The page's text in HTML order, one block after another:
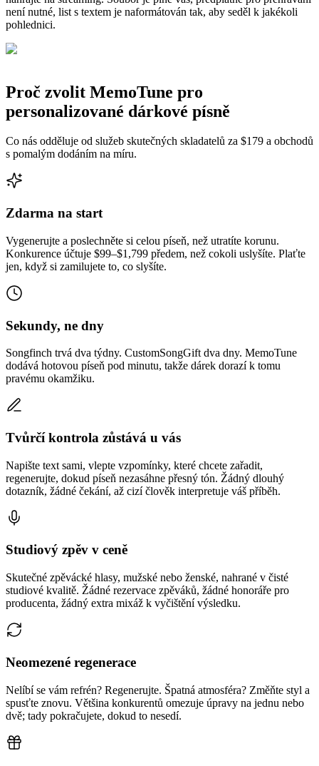
není nutné, list s textem je naformátován tak, aby seděl k jakékoli
pohlednici.
Proč zvolit MemoTune pro
personalizované dárkové písně
Co nás odděluje od služeb skutečných skladatelů za $179 a obchodů
s pomalým dodáním na míru.
Zdarma na start
Vygenerujte a poslechněte si celou píseň, než utratíte korunu.
Konkurence účtuje $99–$1,799 předem, než cokoli uslyšíte. Plaťte
jen, když si zamilujete to, co slyšíte.
Sekundy, ne dny
Songfinch trvá dva týdny. CustomSongGift dva dny. MemoTune
dodává hotovou píseň pod minutu, takže dárek dorazí k tomu
pravému okamžiku.
Tvůrčí kontrola zůstává u vás
Napište text sami, vlepte vzpomínky, které chcete zařadit,
regenerujte, dokud píseň nezasáhne přesný tón. Žádný dlouhý
dotazník, žádné čekání, až cizí člověk interpretuje váš příběh.
Studiový zpěv v ceně
Skutečné zpěvácké hlasy, mužské nebo ženské, nahrané v čisté
studiové kvalitě. Žádné rezervace zpěváků, žádné honoráře pro
producenta, žádný extra mixáž k vyčištění výsledku.
Neomezené regenerace
Nelíbí se vám refrén? Regenerujte. Špatná atmosféra? Změňte styl a
spusťte znovu. Většina konkurentů omezuje úpravy na jednu nebo
dvě; tady pokračujete, dokud to nesedí.